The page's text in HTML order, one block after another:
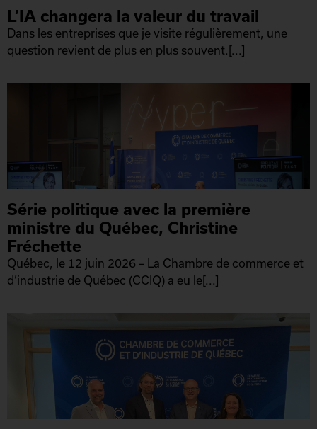
L’IA changera la valeur du travail
Dans les entreprises que je visite régulièrement, une
question revient de plus en plus souvent.[...]
Série politique avec la première
ministre du Québec, Christine
Fréchette
Québec, le 12 juin 2026 – La Chambre de commerce et
d’industrie de Québec (CCIQ) a eu le[...]